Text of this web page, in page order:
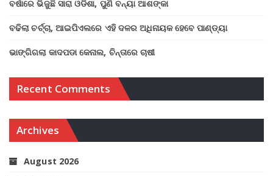
ବର୍ଷାରେ ଭିଜୁଛି ସାରା ଓଡିଶା, ପୁଣି ବନ୍ୟା ଆଶଙ୍କା
ବଢିଲା ଚର୍ଚ୍ଚା, ଆଇପିଏଲରେ ଏହି ଦଳର ଅଧିନାୟକ ହେବେ ପାଣ୍ଡ୍ୟା
ଭାଙ୍ଗିଗଲା କାଦପଡା କେନାଲ, ଚିନ୍ତାରେ ଚାଷୀ
Recent Comments
Archives
August 2026